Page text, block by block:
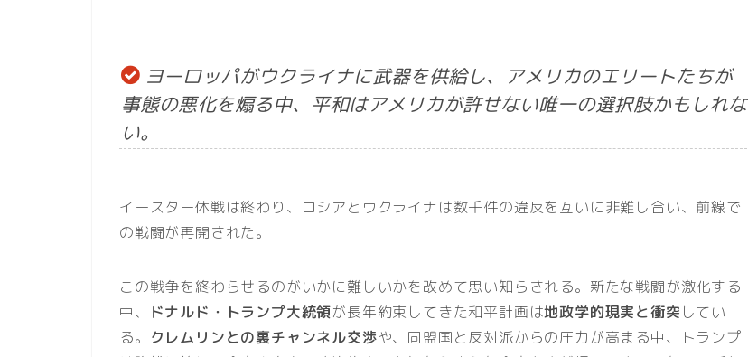
ヨーロッパがウクライナに武器を供給し、アメリカのエリートたちが
事態の悪化を煽る中、平和はアメリカが許せない唯一の選択肢かもしれな
い。
イースター休戦は終わり、ロシアとウクライナは数千件の違反を互いに非難し合い、前線で
の戦闘が再開された。
この戦争を終わらせるのがいかに難しいかを改めて思い知らされる。新たな戦闘が激化する
中、
ドナルド・トランプ大統領が長年約束してきた和平計画は地政学的現実と衝突 してい
る。 クレムリンとの裏チャンネル交渉や、同盟国と反対派からの圧力が高まる中、トランプ